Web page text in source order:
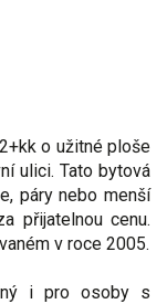
o užitné ploše
ulici. Tato bytová
páry nebo menší
přijatelnou cenu.
v roce 2005.
i pro osoby s